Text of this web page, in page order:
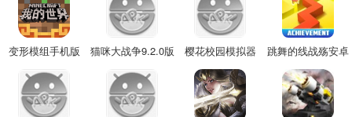
变形模组手机版
猫咪大战争9.2.0版
本
樱花校园模拟器
2022中文版
跳舞的线战殇安卓
版